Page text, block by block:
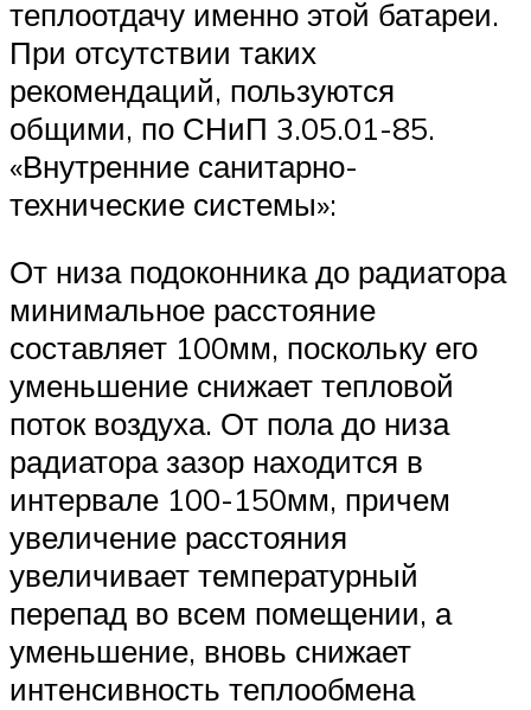
теплоотдачу именно этой батареи.
При отсутствии таких
рекомендаций, пользуются
общими, по СНиП 3.05.01-85.
«Внутренние санитарно-
технические системы»:
От низа подоконника до радиатора
минимальное расстояние
составляет 100мм, поскольку его
уменьшение снижает тепловой
поток воздуха. От пола до низа
радиатора зазор находится в
интервале 100-150мм, причем
увеличение расстояния
увеличивает температурный
перепад во всем помещении, а
уменьшение, вновь снижает
интенсивность теплообмена